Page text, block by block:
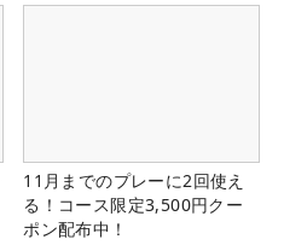
11月までのプレーに2回使え
る！コース限定3,500円クー
ポン配布中！